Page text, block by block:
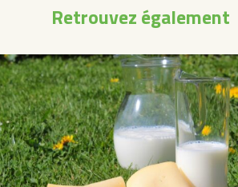
Retrouvez également